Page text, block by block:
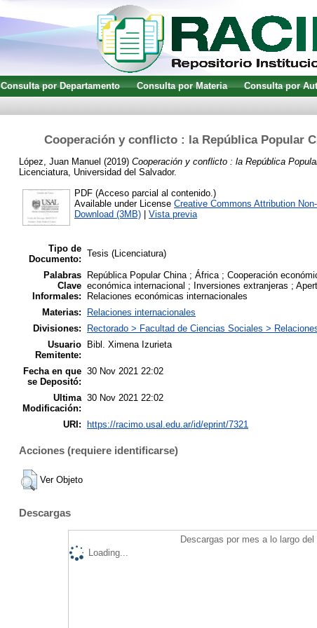
Consulta por Departamento Consulta por Materia Consulta por
Cooperación y conflicto : la República Popular
López, Juan Manuel (2019) Cooperación y conflicto : la República
Licenciatura, Universidad del Salvador.
PDF (Acceso parcial al contenido.)
Available under License Creative Commons Attribution
Download (3MB)
Vista previa
Tipo de
Documento:
Tesis (Licenciatura)
Palabras
Clave
Informales:
República Popular China ; África ; Cooperación
económica internacional ; Inversiones extranjeras ;
Relaciones económicas internacionales
Materias:
Relaciones internacionales
Divisiones:
Rectorado > Facultad de Ciencias Sociales >
Usuario
Remitente:
Bibl. Ximena Izurieta
Fecha en que
se Depositó:
30 Nov 2021 22:02
Ultima
Modificación:
30 Nov 2021 22:02
URI: https://racimo.usal.edu.ar/id/eprint/7321
Acciones (requiere identificarse)
Ver Objeto
Descargas
Descargas por mes a lo largo del
Loading...